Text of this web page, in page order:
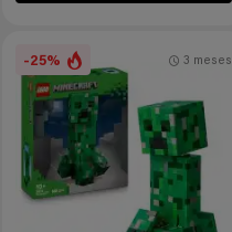
-25% 3 meses